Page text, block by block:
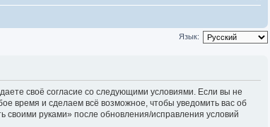
Язык:
своё согласие со следующими условиями. Если вы не
время и сделаем всё возможное, чтобы уведомить вас об
своими руками» после обновления/исправления условий